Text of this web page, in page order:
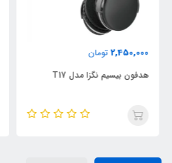
2,450,000 تومان
هدفون بیسیم نگزا مدل T17